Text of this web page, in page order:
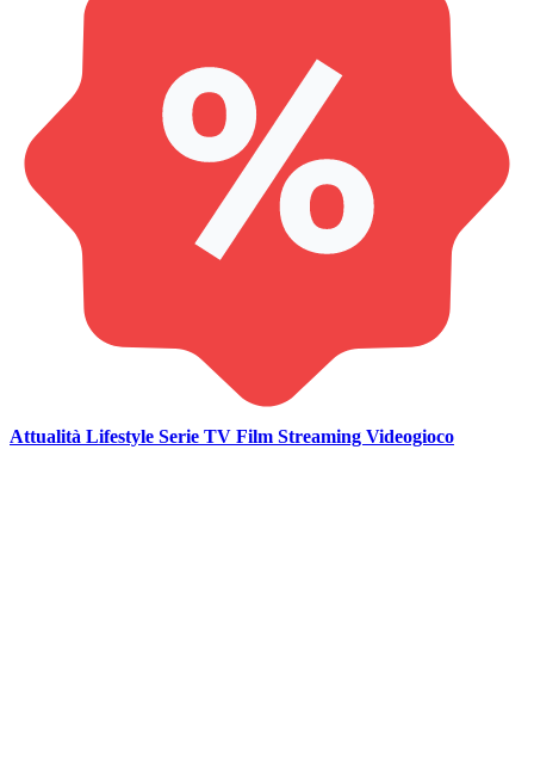
Attualità Lifestyle Serie TV Film Streaming Videogioco